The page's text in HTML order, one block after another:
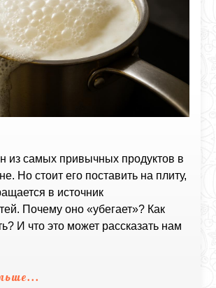
из самых привычных продуктов в
Но стоит его поставить на плиту,
в источник
Почему оно «убегает»? Как
И что это может рассказать нам